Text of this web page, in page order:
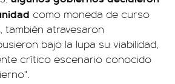
como moneda de curso
también atravesaron
bajo la lupa su viabilidad,
crítico escenario conocido